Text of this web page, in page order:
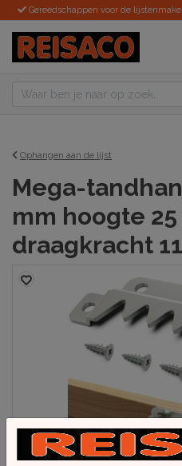
Gereedschappen voor de
Ophangen aan de lijst
Mega-
mm hoogte 25
draagkracht